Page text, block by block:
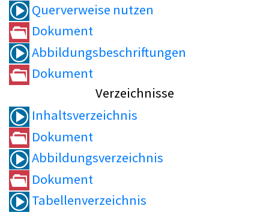
Querverweise nutzen
Dokument
Abbildungsbeschriftungen
Dokument
Verzeichnisse
Inhaltsverzeichnis
Dokument
Abbildungsverzeichnis
Dokument
Tabellenverzeichnis